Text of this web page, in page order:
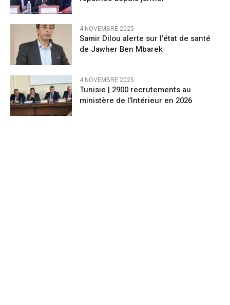
4 NOVEMBRE 2025
Samir Dilou alerte sur l’état de santé
de Jawher Ben Mbarek
4 NOVEMBRE 2025
Tunisie | 2900 recrutements au
ministère de l’Intérieur en 2026